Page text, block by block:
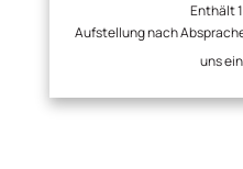
Enthält
Aufstellung nach
uns